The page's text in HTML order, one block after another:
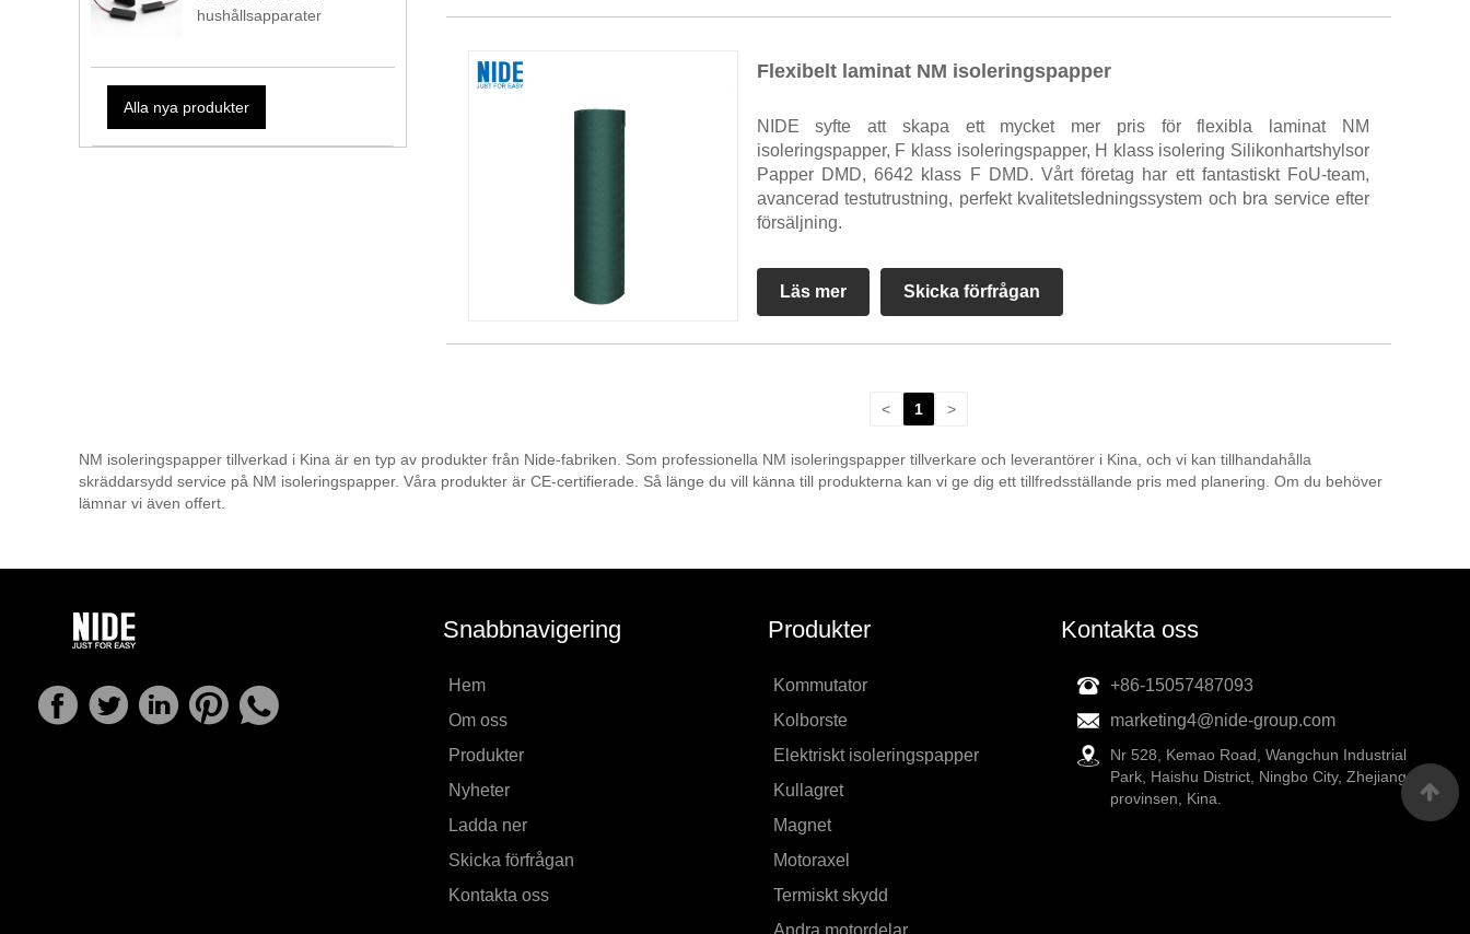
hushållsapparater
Alla nya produkter
Flexibelt laminat NM isoleringspapper
NIDE syfte att skapa ett mycket mer pris för flexibla laminat NM
isoleringspapper, F klass isoleringspapper, H klass isolering Silikonhartshylsor
Papper DMD, 6642 klass F DMD. Vårt företag har ett fantastiskt FoU-team,
avancerad testutrustning, perfekt kvalitetsledningssystem och bra service efter
försäljning.
Läs mer Skicka förfrågan
< 1 >
NM isoleringspapper tillverkad i Kina är en typ av produkter från Nide-fabriken. Som professionella NM isoleringspapper tillverkare och leverantörer i Kina, och vi kan tillhandahålla
skräddarsydd service på NM isoleringspapper. Våra produkter är CE-certifierade. Så länge du vill känna till produkterna kan vi ge dig ett tillfredsställande pris med planering. Om du behöver
lämnar vi även offert.
Snabbnavigering
Hem
Om oss
Produkter
Nyheter
Ladda ner
Skicka förfrågan
Kontakta oss
Produkter
Kommutator
Kolborste
Elektriskt isoleringspapper
Kullagret
Magnet
Motoraxel
Termiskt skydd
Andra motordelar
Kontakta oss
+86-15057487093
marketing4@nide-group.com
Nr 528, Kemao Road, Wangchun Industrial
Park, Haishu District, Ningbo City, Zhejiang-
provinsen, Kina.